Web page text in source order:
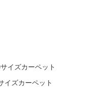
イズカーペット
イズカーペット